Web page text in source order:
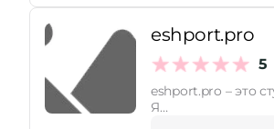
Стоимость услуг:
Принимает сертификаты
eshport.pro
5
eshport.pro – это
Я…